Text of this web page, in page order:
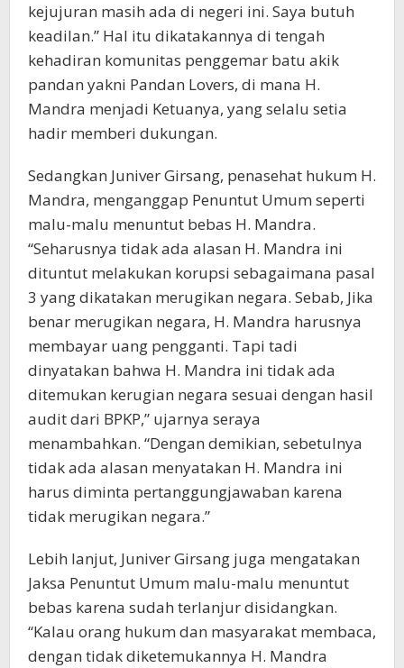
kejujuran masih ada di negeri ini. Saya butuh
keadilan.” Hal itu dikatakannya di tengah
kehadiran komunitas penggemar batu akik
pandan yakni Pandan Lovers, di mana H.
Mandra menjadi Ketuanya, yang selalu setia
hadir memberi dukungan.
Sedangkan Juniver Girsang, penasehat hukum H.
Mandra, menganggap Penuntut Umum seperti
malu-malu menuntut bebas H. Mandra.
“Seharusnya tidak ada alasan H. Mandra ini
dituntut melakukan korupsi sebagaimana pasal
3 yang dikatakan merugikan negara. Sebab, Jika
benar merugikan negara, H. Mandra harusnya
membayar uang pengganti. Tapi tadi
dinyatakan bahwa H. Mandra ini tidak ada
ditemukan kerugian negara sesuai dengan hasil
audit dari BPKP,” ujarnya seraya
menambahkan. “Dengan demikian, sebetulnya
tidak ada alasan menyatakan H. Mandra ini
harus diminta pertanggungjawaban karena
tidak merugikan negara.”
Lebih lanjut, Juniver Girsang juga mengatakan
Jaksa Penuntut Umum malu-malu menuntut
bebas karena sudah terlanjur disidangkan.
“Kalau orang hukum dan masyarakat membaca,
dengan tidak diketemukannya H. Mandra